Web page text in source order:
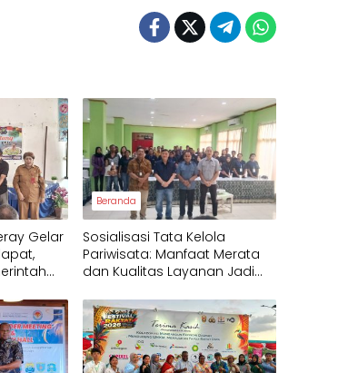
Gelar
Beranda
Sosialisasi Tata Kelola
Pariwisata: Manfaat Merata
dan Kualitas Layanan Jadi